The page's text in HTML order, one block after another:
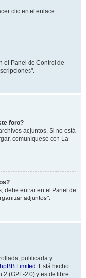
clic en el enlace
el Panel de Control de
foro?
adjuntos. Si no está
comuníquese con La
debe entrar en el Panel de
adjuntos".
publicada y
Limited . Está hecho
2 (GPL-2.0) y es de libre